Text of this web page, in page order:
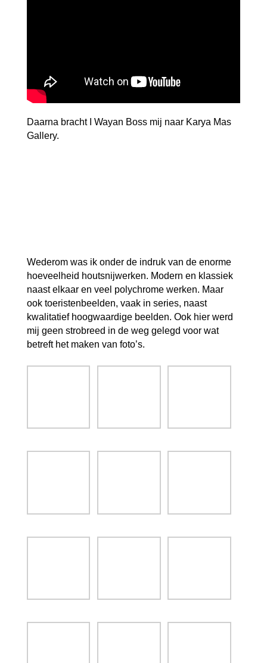
Daarna bracht I Wayan Boss mij naar Karya Mas
Gallery.
Wederom was ik onder de indruk van de enorme
hoeveelheid houtsnijwerken. Modern en klassiek
naast elkaar en veel polychrome werken. Maar
ook toeristenbeelden, vaak in series, naast
kwalitatief hoogwaardige beelden. Ook hier werd
mij geen strobreed in de weg gelegd voor wat
betreft het maken van foto’s.